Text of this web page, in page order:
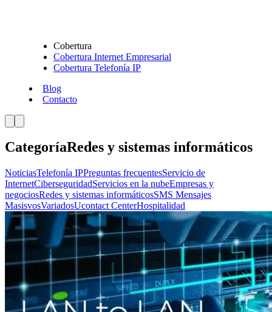
Cobertura
Cobertura Internet Empresarial
Cobertura Telefonía IP
Blog
Contacto
CategoríaRedes y sistemas informáticos
NoticiasTelefonía IPPreguntas frecuentesServicio de
InternetCiberseguridadServicios en la nubeEmpresas y
negociosRedes y sistemas informáticosSMS Mensajes
MasisvosVariadosUcontact CenterHospitalidad